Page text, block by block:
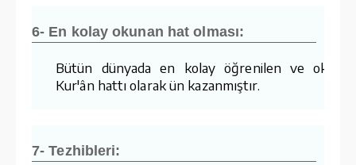
6- En kolay okunan hat olması:
Bütün dünyada en kolay öğrenilen ve
Kur'ân hattı olarak ün kazanmıştır.
7- Tezhibleri: